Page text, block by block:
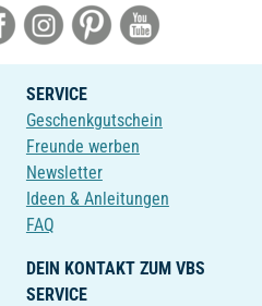
SERVICE
Geschenkgutschein
Freunde werben
Newsletter
Ideen & Anleitungen
FAQ
DEIN KONTAKT ZUM VBS
SERVICE